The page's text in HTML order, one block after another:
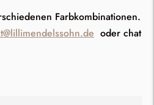
Farbkombinationen.
oder chat